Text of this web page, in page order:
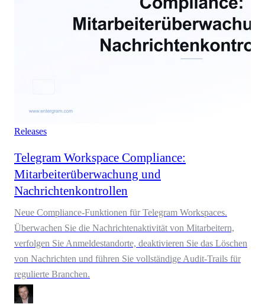
Releases
Telegram Workspace Compliance:
Mitarbeiterüberwachung und
Nachrichtenkontrollen
Neue Compliance-Funktionen für Telegram Workspaces.
Überwachen Sie die Nachrichtenaktivität von Mitarbeitern,
verfolgen Sie Anmeldestandorte, deaktivieren Sie das Löschen
von Nachrichten und führen Sie vollständige Audit-Trails für
regulierte Branchen.